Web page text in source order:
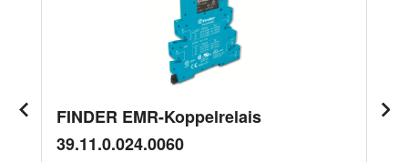
FINDER EMR-Koppelrelais
39.11.0.024.0060